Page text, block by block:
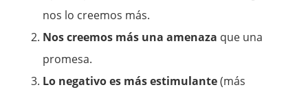
nos lo creemos más.
Nos creemos más una amenaza que una
promesa.
Lo negativo es más estimulante(más